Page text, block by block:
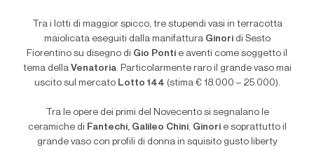
Tra i lotti di maggior spicco, tre stupendi vasi in terracotta
maiolicata eseguiti dalla manifattura Ginoridi Sesto
Fiorentino su disegno di Gio Ponti e aventi come soggetto il
tema della Venatoria. Particolarmente raro il grande vaso mai
uscito sul mercato Lotto 144 (stima € 18.000 – 25.000).
Tra le opere dei primi del Novecento si segnalano le
ceramiche di Fantechi, Galileo Chini, Ginorie soprattutto il
grande vaso con profili di donna in squisito gusto liberty